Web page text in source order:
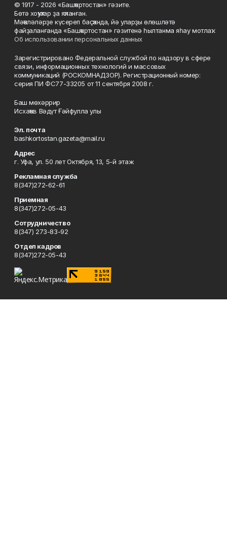
© 1917 - 2026 «Башҡортостан» гәзите.
Бөтә хоҡуҡтар ҙа яҡланған.
Мәҡәләләрҙе күсереп баҫҡанда, йә уларҙы өлөшләтә
файҙаланғанда «Башҡортостан» гәзитенә һылтанма яһау мотлаҡ.
Об использовании персональных данных
Зарегистрировано Федеральной службой по надзору в сфере
связи, информационных технологий и массовых
коммуникаций (РОСКОМНАДЗОР). Регистрационный номер:
серия ПИ ФС77-33205 от 11 сентября 2008 г.
Баш мөхәррир
Исхаҡов Вәдүт Ғәйфулла улы
Эл. почта
bashkortostan.gazeta@mail.ru
Адрес
г. Уфа, ул. 50 лет Октября, 13, 5-й этаж
Рекламная служба
8(347)272-62-61
Приемная
8(347)272-05-43
Сотрудничество
8(347) 273-83-92
Отдел кадров
8(347)272-05-43